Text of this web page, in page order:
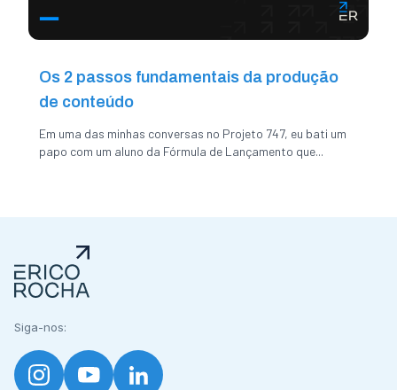
Os 2 passos fundamentais da produção
de conteúdo
Em uma das minhas conversas no Projeto 747, eu bati um
papo com um aluno da Fórmula de Lançamento que...
Siga-nos: